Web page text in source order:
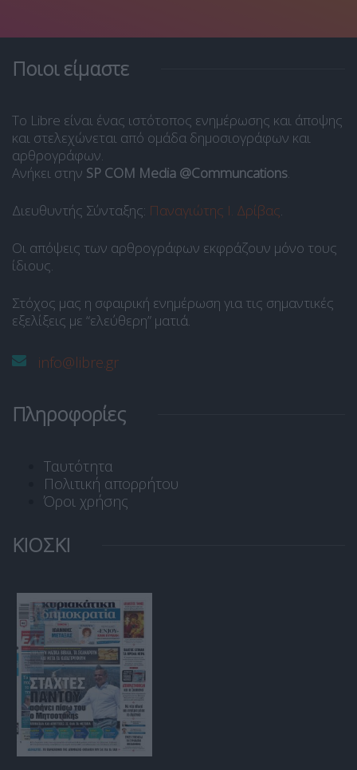
Ποιοι είμαστε
Το Libre είναι ένας ιστότοπος ενημέρωσης και άποψης
και στελεχώνεται από ομάδα δημοσιογράφων και
αρθρογράφων.
Ανήκει στην SP COM Media @Communcations.
Διευθυντής Σύνταξης: Παναγιώτης Ι. Δρίβας.
Οι απόψεις των αρθρογράφων εκφράζουν μόνο τους
ίδιους.
Στόχος μας η σφαιρική ενημέρωση για τις σημαντικές
εξελίξεις με “ελεύθερη” ματιά.
info@libre.gr
Πληροφορίες
Ταυτότητα
Πολιτική απορρήτου
Όροι χρήσης
ΚΙΟΣΚΙ